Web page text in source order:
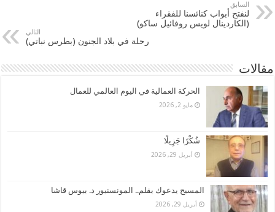
السابق
لنفتح أبواب كنائسنا للفقراء
(الكاردينال لويس روفائيل ساكو)
التالي
رحلة في بلاد الجنون (بطرس نباتي)
مقالات
الحركة العمالية في اليوم العالمي للعمال
مايو 2, 2026
شُكْرًا جَزِيلًا
أبريل 29, 2026
المسيح يدعوك بقلم.. المونسنيور د. بيوس قاشا
أبريل 29, 2026